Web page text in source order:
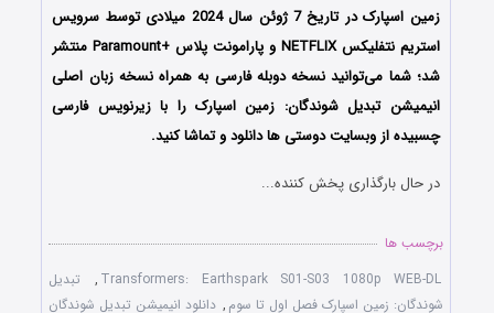
زمین اسپارک در تاریخ 7 ژوئن سال 2024 میلادی توسط سرویس
استریم نتفلیکس NETFLIX و پارامونت پلاس +Paramount منتشر
شد؛ شما می‌توانید نسخه دوبله فارسی به همراه نسخه زبان اصلی
انیمیشن تبدیل شوندگان: زمین اسپارک را با زیرنویس فارسی
چسبیده از وبسایت دوستی ها دانلود و تماشا کنید.
در حال بارگذاری پخش کننده...
برچسب ها
Transformers: Earthspark S01-S03 1080p WEB-DL
,
تبدیل
شوندگان: زمین اسپارک فصل اول تا سوم , دانلود انیمیشن تبدیل شوندگان